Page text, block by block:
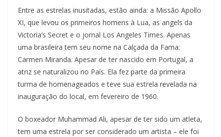
Entre as estrelas inusitadas, estão ainda: a Missão Apollo
XI, que levou os primeiros homens à Lua, as angels da
Victoria’s Secret e o jornal Los Angeles Times. Apenas
uma brasileira tem seu nome na Calçada da Fama:
Carmen Miranda. Apesar de ter nascido em Portugal, a
atriz se naturalizou no País. Ela fez parte da primeira
turma de homenageados e teve sua estrela revelada na
inauguração do local, em fevereiro de 1960.
O boxeador Muhammad Ali, apesar de ter sido um atleta,
tem uma estrela por ser considerado um artista – ele foi